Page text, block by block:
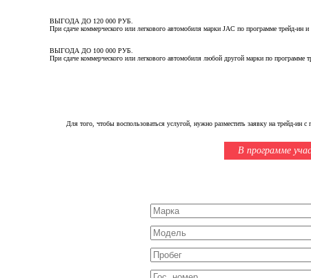
ВЫГОДА ДО 120 000 РУБ.
При сдаче коммерческого или легкового автомобиля марки JAC по программе трейд-
ВЫГОДА ДО 100 000 РУБ.
При сдаче коммерческого или легкового автомобиля любой другой марки по
Для того, чтобы воспользоваться услугой, нужно разместить заявку на трейд-
В программе